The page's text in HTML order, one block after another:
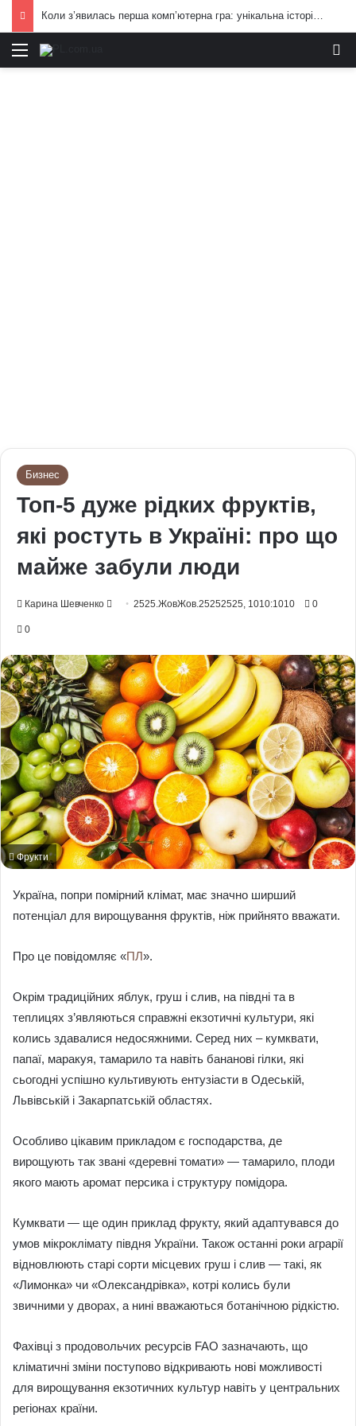
Коли з’явилась перша комп’ютерна гра: унікальна історія цілої індустрії
Меню
Бизнес
Топ-5 дуже рідких фруктів,
які ростуть в Україні: про що
майже забули люди
Карина Шевченко
Send2525.ЖовЖов.25252525, 1010:1010 0
0
Фрукти
Україна, попри помірний клімат, має значно ширший
потенціал для вирощування фруктів, ніж прийнято вважати.
Про це повідомляє «ПЛ».
Окрім традиційних яблук, груш і слив, на півдні та в
теплицях з’являються справжні екзотичні культури, які
колись здавалися недосяжними. Серед них – кумквати,
папаї, маракуя, тамарило та навіть бананові гілки, які
сьогодні успішно культивують ентузіасти в Одеській,
Львівській і Закарпатській областях.
Особливо цікавим прикладом є господарства, де
вирощують так звані «деревні томати» — тамарило, плоди
якого мають аромат персика і структуру помідора.
Кумквати — ще один приклад фрукту, який адаптувався до
умов мікроклімату півдня України. Також останні роки аграрії
відновлюють старі сорти місцевих груш і слив — такі, як
«Лимонка» чи «Олександрівка», котрі колись були
звичними у дворах, а нині вважаються ботанічною рідкістю.
Фахівці з продовольчих ресурсів FAO зазначають, що
кліматичні зміни поступово відкривають нові можливості
для вирощування екзотичних культур навіть у центральних
регіонах країни.